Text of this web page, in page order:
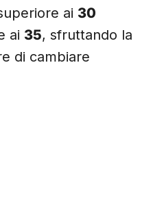
ai 30
ai 35, sfruttando la
di cambiare